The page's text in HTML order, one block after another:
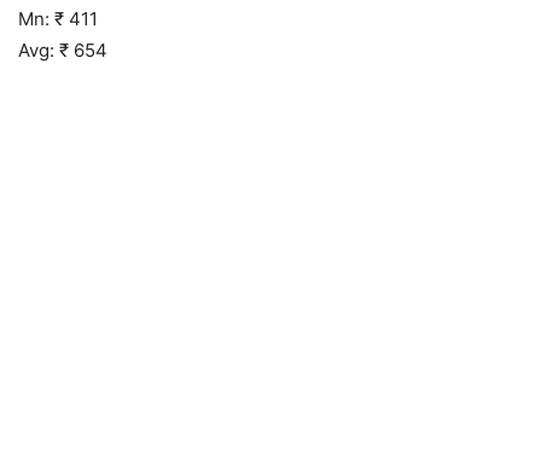
Mn: ₹ 411
Avg: ₹ 654